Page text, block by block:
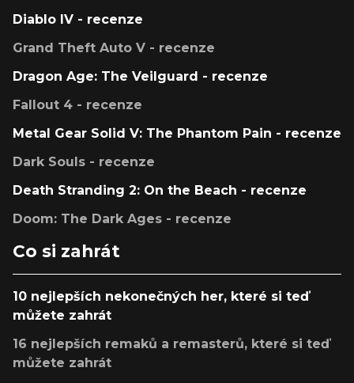
Diablo IV - recenze
Grand Theft Auto V - recenze
Dragon Age: The Veilguard - recenze
Fallout 4 - recenze
Metal Gear Solid V: The Phantom Pain - recenze
Dark Souls - recenze
Death Stranding 2: On the Beach - recenze
Doom: The Dark Ages - recenze
Co si zahrát
10 nejlepších nekonečných her, které si teď
můžete zahrát
16 nejlepších remaků a remasterů, které si teď
můžete zahrát